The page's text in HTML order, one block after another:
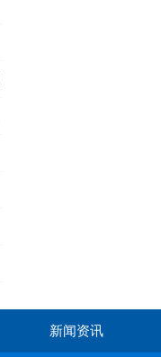
新闻资讯